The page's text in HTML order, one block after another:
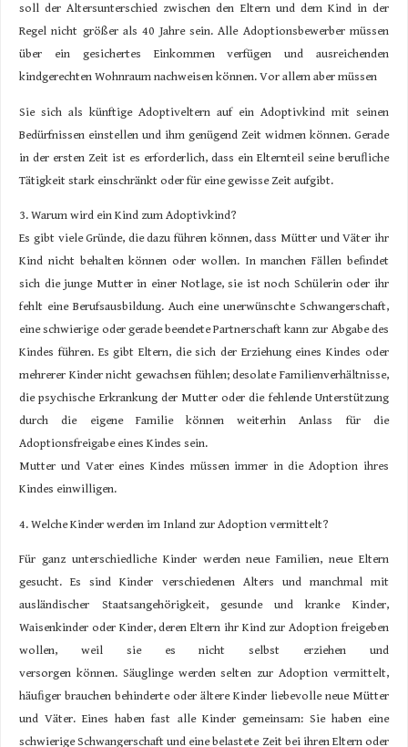
soll der Altersunterschied zwischen den Eltern und dem Kind in der
Regel nicht größer als 40 Jahre sein. Alle Adoptionsbewerber müssen
über ein gesichertes Einkommen verfügen und ausreichenden
kindgerechten Wohnraum nachweisen können. Vor allem aber müssen
Sie sich als künftige Adoptiveltern auf ein Adoptivkind mit seinen
Bedürfnissen einstellen und ihm genügend Zeit widmen können. Gerade
in der ersten Zeit ist es erforderlich, dass ein Elternteil seine beruﬂiche
Tätigkeit stark einschränkt oder für eine gewisse Zeit aufgibt.
3. Warum wird ein Kind zum Adoptivkind?
Es gibt viele Gründe, die dazu führen können, dass Mütter und Väter ihr
Kind nicht behalten können oder wollen. In manchen Fällen beﬁndet
sich die junge Mutter in einer Notlage, sie ist noch Schülerin oder ihr
fehlt eine Berufsausbildung. Auch eine unerwünschte Schwangerschaft,
eine schwierige oder gerade beendete Partnerschaft kann zur Abgabe des
Kindes führen. Es gibt Eltern, die sich der Erziehung eines Kindes oder
mehrerer Kinder nicht gewachsen fühlen; desolate Familienverhältnisse,
die psychische Erkrankung der Mutter oder die fehlende Unterstützung
durch die eigene Familie können weiterhin Anlass für die
Adoptionsfreigabe eines Kindes sein.
Mutter und Vater eines Kindes müssen immer in die Adoption ihres
Kindes einwilligen.
4. Welche Kinder werden im Inland zur Adoption vermittelt?
Für ganz unterschiedliche Kinder werden neue Familien, neue Eltern
gesucht. Es sind Kinder verschiedenen Alters und manchmal mit
ausländischer Staatsangehörigkeit, gesunde und kranke Kinder,
Waisenkinder oder Kinder, deren Eltern ihr Kind zur Adoption freigeben
wollen, weil sie es nicht selbst erziehen und
versorgen können. Säuglinge werden selten zur Adoption vermittelt,
häuﬁger brauchen behinderte oder ältere Kinder liebevolle neue Mütter
und Väter. Eines haben fast alle Kinder gemeinsam: Sie haben eine
schwierige Schwangerschaft und eine belastete Zeit bei ihren Eltern oder